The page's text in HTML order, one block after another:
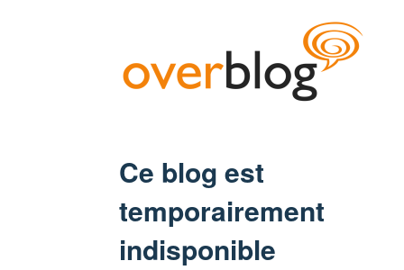
Ce blog est
temporairement
indisponible